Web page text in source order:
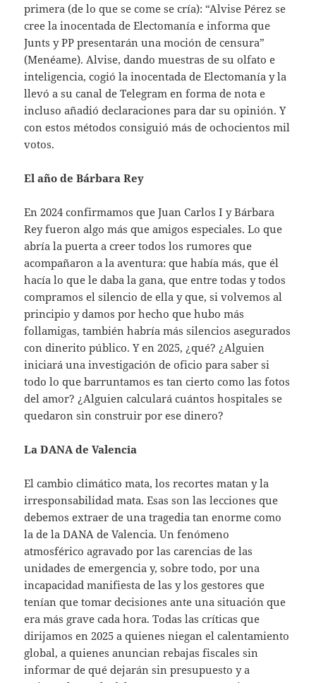
primera (de lo que se come se cría): “Alvise Pérez se
cree la inocentada de Electomanía e informa que
Junts y PP presentarán una moción de censura”
(Menéame). Alvise, dando muestras de su olfato e
inteligencia, cogió la inocentada de Electomanía y la
llevó a su canal de Telegram en forma de nota e
incluso añadió declaraciones para dar su opinión. Y
con estos métodos consiguió más de ochocientos mil
votos.
El año de Bárbara Rey
En 2024 confirmamos que Juan Carlos I y Bárbara
Rey fueron algo más que amigos especiales. Lo que
abría la puerta a creer todos los rumores que
acompañaron a la aventura: que había más, que él
hacía lo que le daba la gana, que entre todas y todos
compramos el silencio de ella y que, si volvemos al
principio y damos por hecho que hubo más
follamigas, también habría más silencios asegurados
con dinerito público. Y en 2025, ¿qué? ¿Alguien
iniciará una investigación de oficio para saber si
todo lo que barruntamos es tan cierto como las fotos
del amor? ¿Alguien calculará cuántos hospitales se
quedaron sin construir por ese dinero?
La DANA de Valencia
El cambio climático mata, los recortes matan y la
irresponsabilidad mata. Esas son las lecciones que
debemos extraer de una tragedia tan enorme como
la de la DANA de Valencia. Un fenómeno
atmosférico agravado por las carencias de las
unidades de emergencia y, sobre todo, por una
incapacidad manifiesta de las y los gestores que
tenían que tomar decisiones ante una situación que
era más grave cada hora. Todas las críticas que
dirijamos en 2025 a quienes niegan el calentamiento
global, a quienes anuncian rebajas fiscales sin
informar de qué dejarán sin presupuesto y a